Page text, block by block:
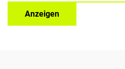
Anzeigen